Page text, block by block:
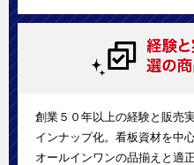
創業５０年以上の経験と販売
インナップ化。看板資材を中
オールインワンの品揃えと適